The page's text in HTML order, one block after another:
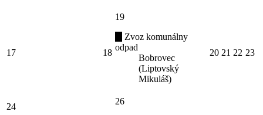
17 18
19
Zvoz komunálny
odpad
Bobrovec
(Liptovský
Mikuláš)
20 21 22 23
24
26